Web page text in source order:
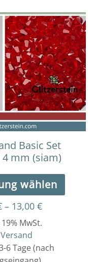
Basic Set
mm (siam)
wählen
Dieses
weist
auf.
Die
– 13,00 €
12,00 €
bis
13,00 €
MwSt.
Versand
6 Tage (nach